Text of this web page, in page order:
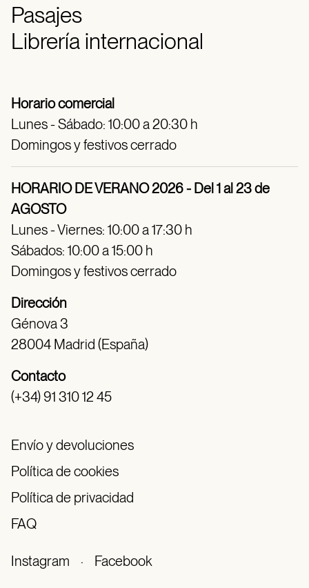
Pasajes
Librería internacional
Horario comercial
Lunes - Sábado: 10:00 a 20:30 h
Domingos y festivos cerrado
HORARIO DE VERANO 2026 - Del 1 al 23 de
AGOSTO
Lunes - Viernes: 10:00 a 17:30 h
Sábados: 10:00 a 15:00 h
Domingos y festivos cerrado
Dirección
Génova 3
28004 Madrid (España)
Contacto
(+34) 91 310 12 45
Envío y devoluciones
Política de cookies
Política de privacidad
FAQ
Instagram · Facebook